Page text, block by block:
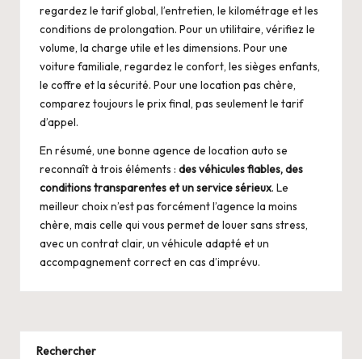
regardez le tarif global, l’entretien, le kilométrage et les
conditions de prolongation. Pour un utilitaire, vérifiez le
volume, la charge utile et les dimensions. Pour une
voiture familiale, regardez le confort, les sièges enfants,
le coffre et la sécurité. Pour une location pas chère,
comparez toujours le prix final, pas seulement le tarif
d’appel.
En résumé, une bonne agence de location auto se
reconnaît à trois éléments : des véhicules fiables, des
conditions transparentes et un service sérieux. Le
meilleur choix n’est pas forcément l’agence la moins
chère, mais celle qui vous permet de louer sans stress,
avec un contrat clair, un véhicule adapté et un
accompagnement correct en cas d’imprévu.
Rechercher